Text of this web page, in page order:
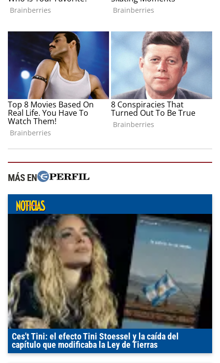
MÁS EN
Ces't Tini: el efecto Tini Stoessel y la caída del
capítulo que modificaba la Ley de Tierras